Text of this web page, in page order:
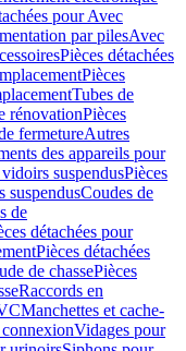
pour Avec
par pilesAvec
Pièces détachées
Pièces
Tubes de
rénovationPièces
fermetureAutres
des appareils pour
suspendusPièces
suspendusCoudes de
de
détachées pour
Pièces détachées
de chassePièces
Raccords en
Manchettes et cache-
Vidages pour